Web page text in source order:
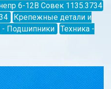
6-12В Совек 1135.3734
Крепежные детали и
- Подшипники
Техника -